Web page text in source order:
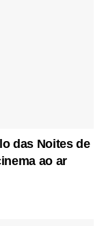
das Noites de
ao ar